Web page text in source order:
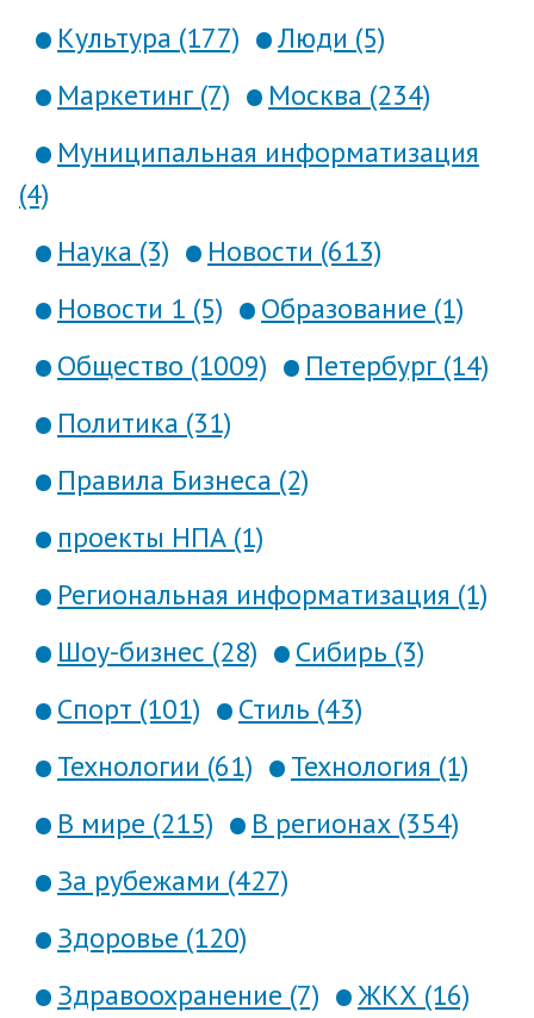
Культура (177)
Люди (5)
Маркетинг (7)
Москва (234)
Муниципальная информатизация
(4)
Наука (3)
Новости (613)
Новости 1 (5)
Образование (1)
Общество (1009)
Петербург (14)
Политика (31)
Правила Бизнеса (2)
проекты НПА (1)
Региональная информатизация (1)
Шоу-бизнес (28)
Сибирь (3)
Спорт (101)
Стиль (43)
Технологии (61)
Технология (1)
В мире (215)
В регионах (354)
За рубежами (427)
Здоровье (120)
Здравоохранение (7)
ЖКХ (16)